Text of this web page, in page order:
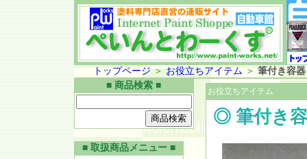
トップページ ＞ お役立ちアイテム ＞ 筆付き容器
■ 商品検索 ■
■ 取扱商品メニュー ■
お役立ちアイテム
◎ 筆付き